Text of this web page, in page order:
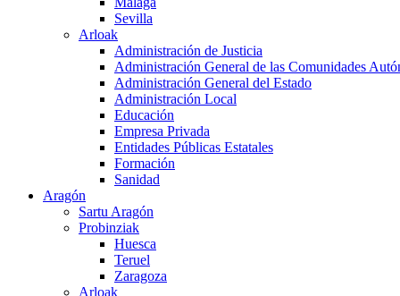
Sevilla
Arloak
Administración de Justicia
Administración General de las Comunidades
Administración General del Estado
Administración Local
Educación
Empresa Privada
Entidades Públicas Estatales
Formación
Sanidad
Aragón
Sartu Aragón
Probinziak
Huesca
Teruel
Zaragoza
Arloak